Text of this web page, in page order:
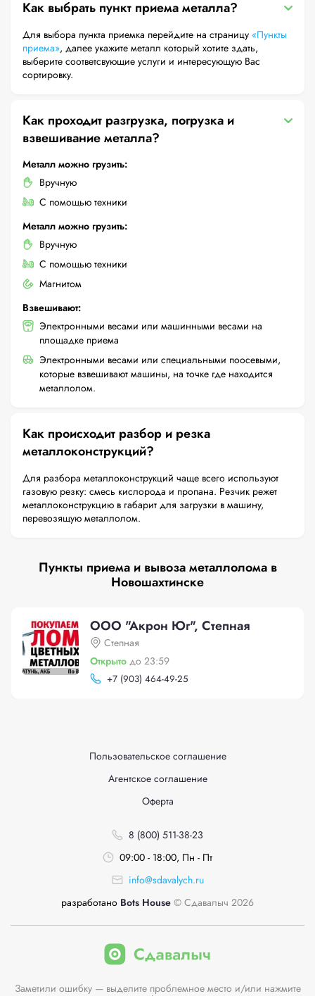
Как выбрать пункт приема металла?
Для выбора пункта приемка перейдите на страницу «Пункты
приема», далее укажите металл который хотите здать,
выберите соответсвующие услуги и интересующую Вас
сортировку.
Как проходит разгрузка, погрузка и
взвешивание металла?
Металл можно грузить:
Вручную
С помощью техники
Металл можно грузить:
Вручную
С помощью техники
Магнитом
Взвешивают:
Электронными весами или машинными весами на
площадке приема
Электронными весами или специальными поосевыми,
которые взвешивают машины, на точке где находится
металлолом.
Как происходит разбор и резка
металлоконструкций?
Для разбора металлоконструкций чаще всего используют
газовую резку: смесь кислорода и пропана. Резчик режет
металлоконструкцию в габарит для загрузки в машину,
перевозящую металлолом.
Пункты приема и вывоза металлолома в
Новошахтинске
ООО "Акрон Юг", Степная
Степная
Открыто до 23:59
+7 (903) 464-49-25
Пользовательское соглашение
Агентское соглашение
Оферта
8 (800) 511-38-23
09:00 - 18:00, Пн - Пт
info@sdavalych.ru
разработано Bots House © Сдавалыч 2026
Заметили ошибку — выделите проблемное место и/или нажмите